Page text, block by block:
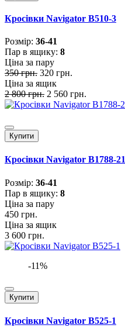
Кросівки Navigator B510-3
Розмiр: 36-41
Пар в ящику: 8
Ціна за пару
350 грн. 320 грн.
Ціна за ящик
2 800 грн. 2 560 грн.
Купити
Кросівки Navigator B1788-21
Розмiр: 36-41
Пар в ящику: 8
Ціна за пару
450 грн.
Ціна за ящик
3 600 грн.
-11%
Купити
Кросівки Navigator B525-1